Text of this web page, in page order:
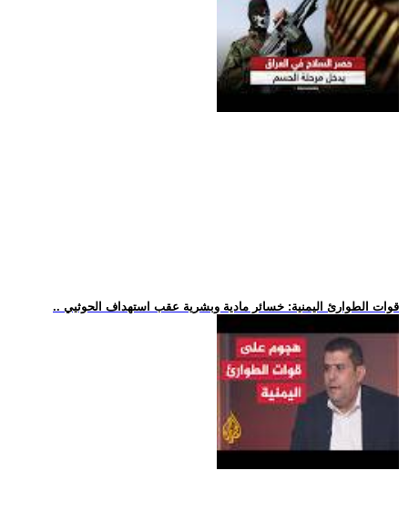
.. قوات الطوارئ اليمنية: خسائر مادية وبشرية عقب استهداف الحوثيي